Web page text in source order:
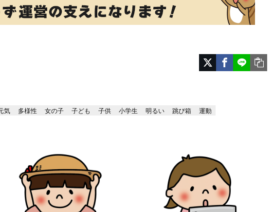
気 多様性 女の子 子ども 子供 小学生 明るい 跳び箱 運動